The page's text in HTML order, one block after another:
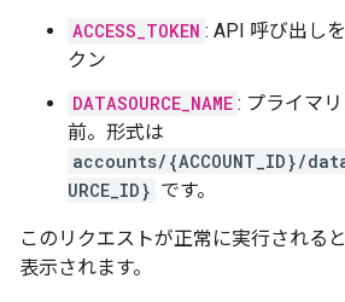
ACCESS_TOKEN : API 呼び出し
クン
DATASOURCE_NAME : プライマ
前。形式は
accounts/{ACCOUNT_ID}/
URCE_ID} です。
このリクエストが正常に実行される
表示されます。